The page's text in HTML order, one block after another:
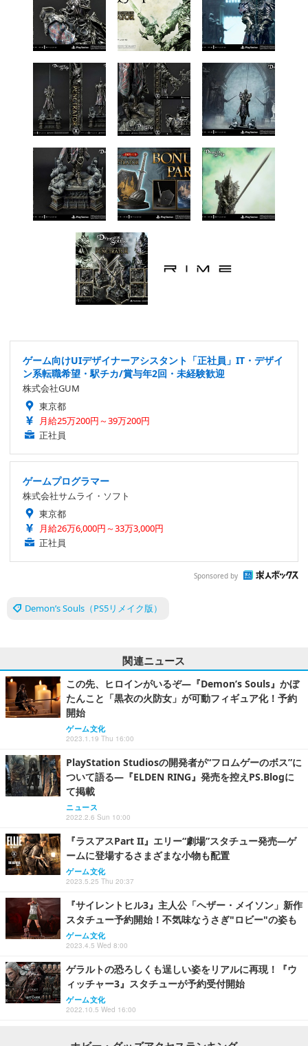
ゲーム向けUIデザイナーアシスタント「正社員」IT・デザイ
ン系転職希望・駅チカ/賞与年2回・未経験歓迎
株式会社GUM
東京都
月給25万200円～39万200円
正社員
ゲームプログラマー
株式会社サムライ・ソフト
東京都
月給26万6,000円～33万3,000円
正社員
Sponsored by
Demon’s Souls（PS5リメイク版）
関連ニュース
この先、ヒロインがいるぞ―『Demon’s Souls』かぼ
たんこと「黒衣の火防女」が可動フィギュア化！予約
開始
ゲーム文化
2023.1.19 Thu 16:00
PlayStation Studiosの開発者が“フロムゲーのボス”に
ついて語る―『ELDEN RING』発売を控えPS.Blogに
て掲載
ニュース
2022.2.6 Sun 10:00
『ラスアスPart II』エリー“劇場”スタチュー発売―ゲ
ームに登場するさまざまな小物も配置
ゲーム文化
2023.5.25 Thu 20:37
『サイレントヒル3』主人公「ヘザー・メイソン」新作
スタチュー予約開始！不気味なうさぎ"ロビー"の姿も
ゲーム文化
2023.4.5 Wed 8:00
ゲラルトの恐ろしくも逞しい姿をリアルに再現！『ウ
ィッチャー3』スタチューが予約受付開始
ゲーム文化
2022.10.5 Wed 16:00